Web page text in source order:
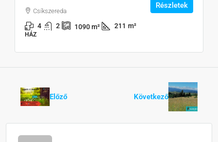
Csíkszereda
4 2 1090m² 211 m²
HÁZ
Részletek
Előző Következő